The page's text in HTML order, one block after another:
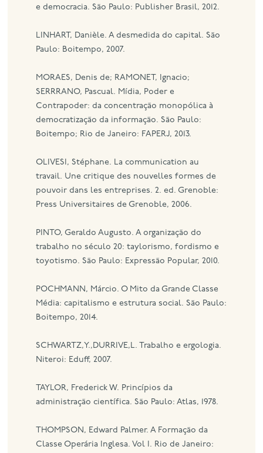
e democracia. São Paulo: Publisher Brasil, 2012.
LINHART, Danièle. A desmedida do capital. São
Paulo: Boitempo, 2007.
MORAES, Denis de; RAMONET, Ignacio;
SERRRANO, Pascual. Mídia, Poder e
Contrapoder: da concentração monopólica à
democratização da informação. São Paulo:
Boitempo; Rio de Janeiro: FAPERJ, 2013.
OLIVESI, Stéphane. La communication au
travail. Une critique des nouvelles formes de
pouvoir dans les entreprises. 2. ed. Grenoble:
Press Universitaires de Grenoble, 2006.
PINTO, Geraldo Augusto. A organização do
trabalho no século 20: taylorismo, fordismo e
toyotismo. São Paulo: Expressão Popular, 2010.
POCHMANN, Márcio. O Mito da Grande Classe
Média: capitalismo e estrutura social. São Paulo:
Boitempo, 2014.
SCHWARTZ,Y.,DURRIVE,L. Trabalho e ergologia.
Niteroi: Eduff, 2007.
TAYLOR, Frederick W. Princípios da
administração científica. São Paulo: Atlas, 1978.
THOMPSON, Edward Palmer. A Formação da
Classe Operária Inglesa. Vol I. Rio de Janeiro: